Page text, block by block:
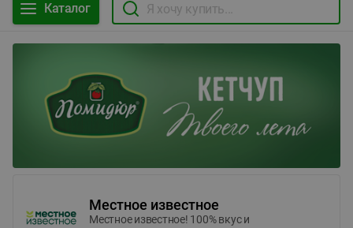
Каталог
Местное известное
Местное известное! 100% вкус и